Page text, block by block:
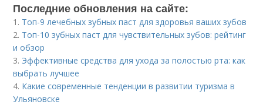
Последние обновления на сайте:
1. Топ-9 лечебных зубных паст для здоровья ваших зубов
2. Топ-10 зубных паст для чувствительных зубов: рейтинг
и обзор
3. Эффективные средства для ухода за полостью рта: как
выбрать лучшее
4. Какие современные тенденции в развитии туризма в
Ульяновске